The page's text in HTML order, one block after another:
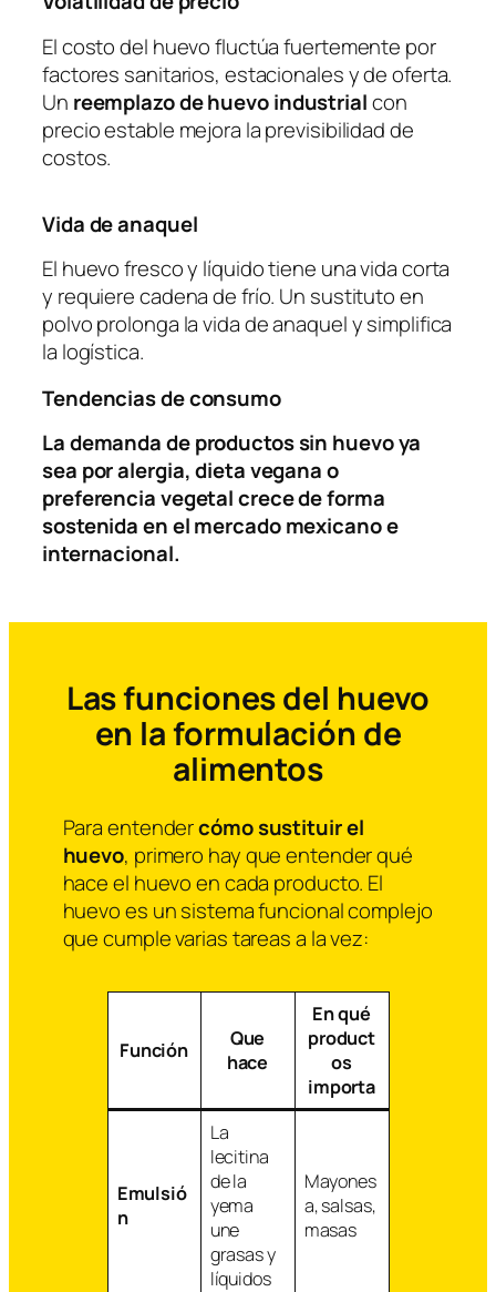
El costo del huevo fluctúa fuertemente por
factores sanitarios, estacionales y de oferta.
Un reemplazo de huevo industrialcon
precio estable mejora la previsibilidad de
costos.
Vida de anaquel
El huevo fresco y líquido tiene una vida corta
y requiere cadena de frío. Un sustituto en
polvo prolonga la vida de anaquel y simplifica
la logística.
Tendencias de consumo
La demanda de productos sin huevo ya
sea por alergia, dieta vegana o
preferencia vegetal crece de forma
sostenida en el mercado mexicano e
internacional.
Las funciones del huevo
en la formulación de
alimentos
Para entendercómo sustituir el
huevo, primero hay que entender qué
hace el huevo en cada producto. El
huevo es un sistema funcional complejo
que cumple varias tareas a la vez:
Función
Que
hace
En qué
product
os
importa
Emulsió
n
La
lecitina
de la
yema
une
grasas y
líquidos
Mayones
a, salsas,
masas